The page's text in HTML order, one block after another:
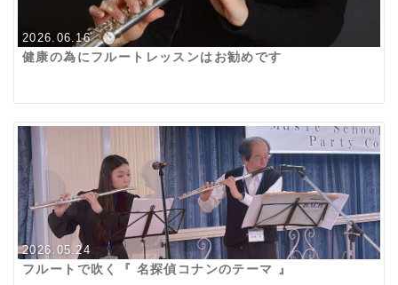
2026.06.16
健康の為にフルートレッスンはお勧めです
2026.05.24
フルートで吹く『 名探偵コナンのテーマ 』